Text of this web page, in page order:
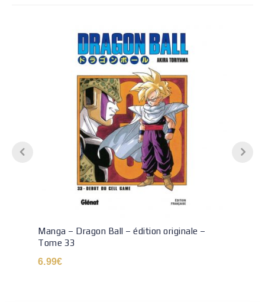
Manga – Dragon Ball – édition originale –
Tome 33
6.99€